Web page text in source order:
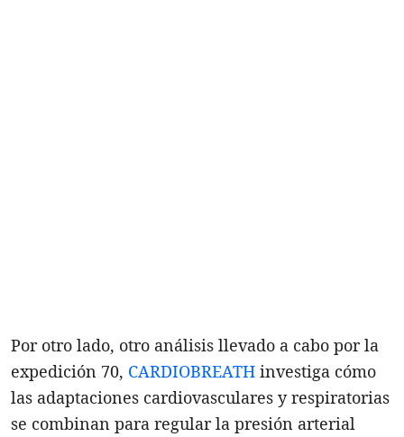
Por otro lado, otro análisis llevado a cabo por la
expedición 70, CARDIOBREATH investiga cómo
las adaptaciones cardiovasculares y respiratorias
se combinan para regular la presión arterial